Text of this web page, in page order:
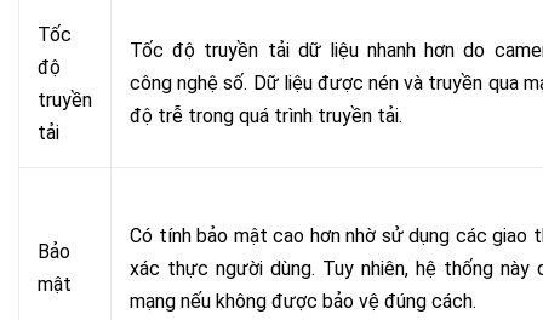
Tốc
độ
truyền
tải
Tốc độ truyền tải dữ liệu nhanh hơn do
công nghệ số. Dữ liệu được nén và truyền qua
độ trễ trong quá trình truyền tải.
Bảo
mật
Có tính bảo mật cao hơn nhờ sử dụng các giao
xác thực người dùng. Tuy nhiên, hệ thống này
mạng nếu không được bảo vệ đúng cách.